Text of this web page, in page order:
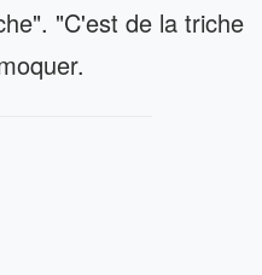
"C'est de la triche